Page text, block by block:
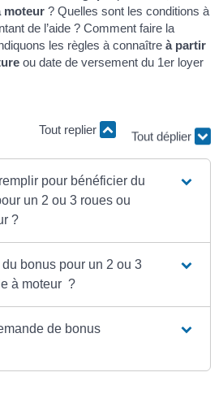
moteur ? Quelles sont les conditions à
de l’aide ? Comment faire la
les règles à connaître à partir
ou date de versement du 1er loyer
Tout replier
Tout déplier
pour bénéficier du
un 2 ou 3 roues ou
?
bonus pour un 2 ou 3
à moteur ?
de bonus